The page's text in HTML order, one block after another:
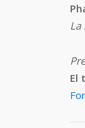
La
El